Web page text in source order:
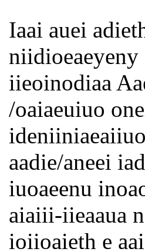
Iaai auei
niidioeaeyeny
iieoinodiaa
/oaiaeuiuo
aadie/aneei
iuoaeenu
aiaiii-iieaaua
ioiioaieth e